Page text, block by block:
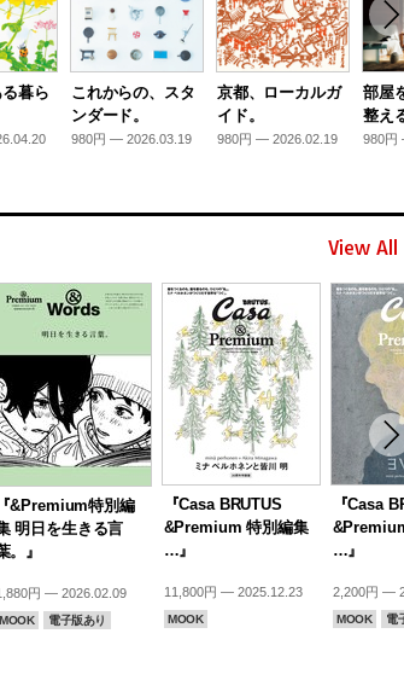
暮ら
これからの、スタ
ンダード。
980円 — 2026.03.19
京都、ローカルガ
イド。
980円 — 2026.02.19
部屋
整え
980円
View All
『&Premium特別編
明日を生きる言
。』
円 — 2026.02.09
MOOK 電子版あり
『Casa BRUTUS
&Premium 特別編集
…』
11,800円 — 2025.12.23
MOOK
『Casa
…』
2,200円 —
MOOK 電